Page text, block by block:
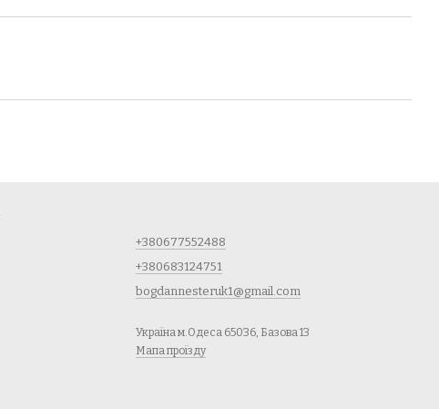
+380677552488
+380683124751
bogdannesteruk1@gmail.com
Україна м.Одеса 65036, Базова 13
Мапа проїзду